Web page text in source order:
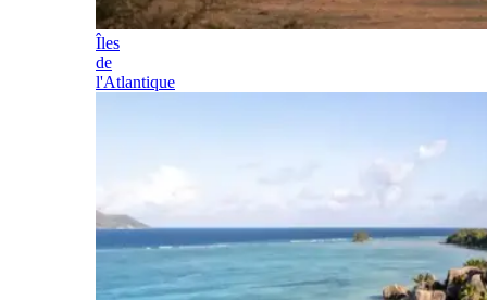
Îles
de
l'Atlantique